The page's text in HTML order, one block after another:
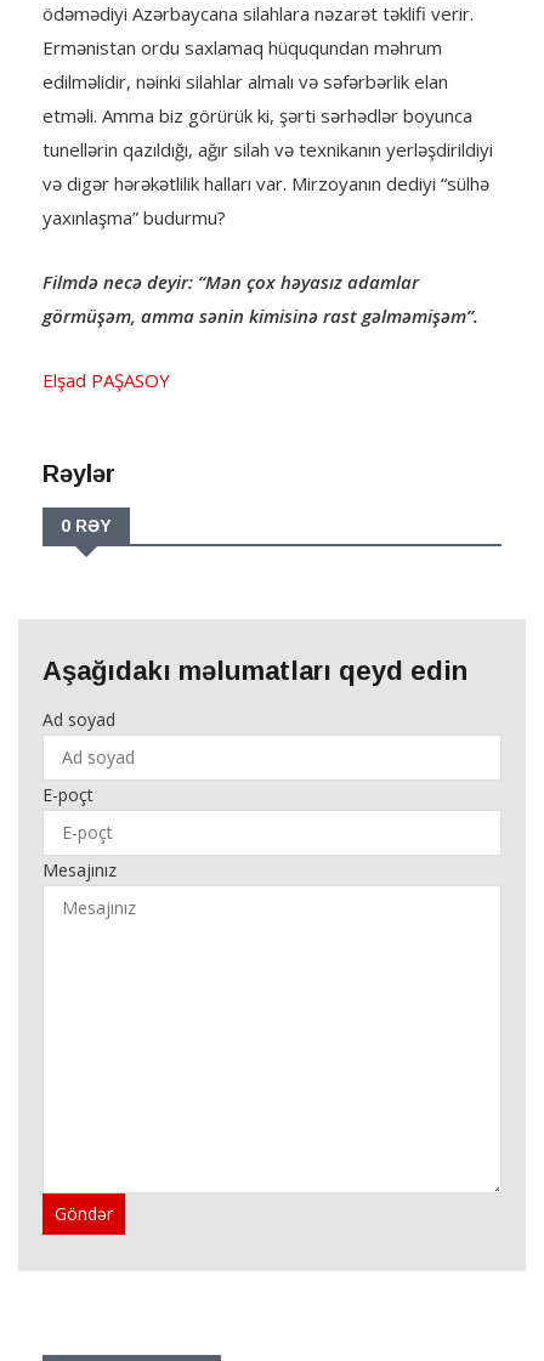
ödəmədiyi Azərbaycana silahlara nəzarət təklifi verir.
Ermənistan ordu saxlamaq hüququndan məhrum
edilməlidir, nəinki silahlar almalı və səfərbərlik elan
etməli. Amma biz görürük ki, şərti sərhədlər boyunca
tunellərin qazıldığı, ağır silah və texnikanın yerləşdirildiyi
və digər hərəkətlilik halları var. Mirzoyanın dediyi “sülhə
yaxınlaşma” budurmu?
Filmdə necə deyir: “Mən çox həyasız adamlar
görmüşəm, amma sənin kimisinə rast gəlməmişəm”.
Elşad PAŞASOY
Rəylər
0 RƏY
Aşağıdakı məlumatları qeyd edin
Ad soyad
E-poçt
Mesajınız
Göndər